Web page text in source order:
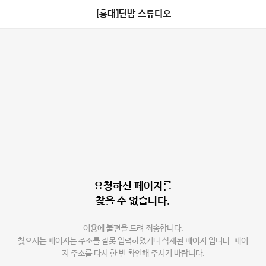
[홍대]단밤 스튜디오
요청하신 페이지를
찾을 수 없습니다.
이용에 불편을 드려 죄송합니다.
찾으시는 페이지는 주소를 잘못 입력하였거나 삭제된 페이지 입니다. 페이
지 주소를 다시 한 번 확인해 주시기 바랍니다.